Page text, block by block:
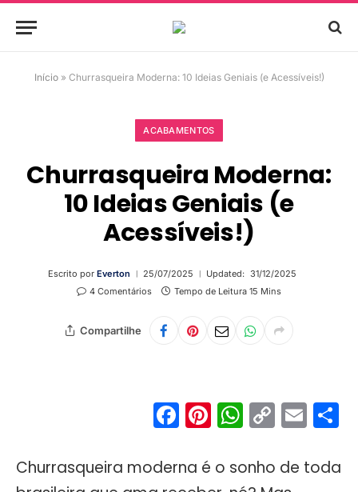
Início» Churrasqueira Moderna: 10 Ideias Geniais (e Acessíveis!)
ACABAMENTOS
Churrasqueira Moderna:
10 Ideias Geniais (e
Acessíveis!)
Escrito por Everton 25/07/2025 Updated: 31/12/2025
4 Comentários
Tempo de Leitura 15 Mins
Compartilhe
Facebook
Pinterest
Copy
Link
Churrasqueira moderna é o sonho de toda